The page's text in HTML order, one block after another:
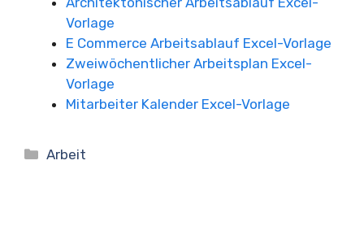
Vorlage
E Commerce Arbeitsablauf Excel-Vorlage
Zweiwöchentlicher Arbeitsplan Excel-
Vorlage
Mitarbeiter Kalender Excel-Vorlage
Kategorien
Arbeit